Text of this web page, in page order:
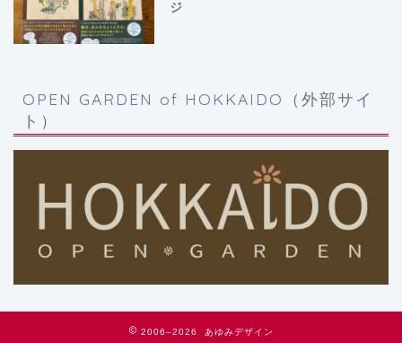
ジ
OPEN GARDEN of HOKKAIDO（外部サイ
ト）
2006–2026 あゆみデザイン